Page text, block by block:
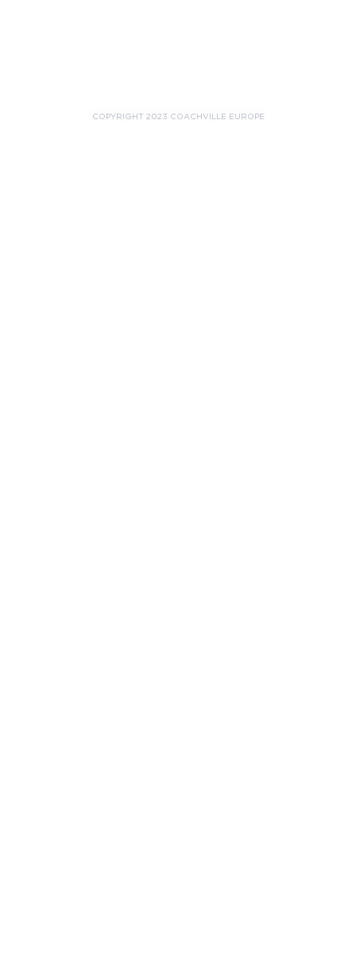
COPYRIGHT 2023 COACHVILLE EUROPE